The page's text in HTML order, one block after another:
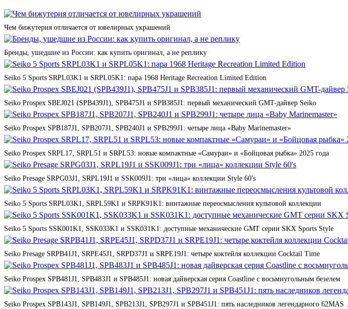
Чем бижутерия отличается от ювелирных украшений
Бренды, ушедшие из России: как купить оригинал, а не реплику
Seiko 5 Sports SRPL03K1 и SRPL05K1: пара 1968 Heritage Recreation Limited Edition
Seiko Prospex SBEJ021 (SPB439J1), SPB475J1 и SPB385J1: первый механический GMT-дайвер Seiko
Seiko Prospex SPB187J1, SPB207J1, SPB240J1 и SPB299J1: четыре лица «Baby Marinemaster»
Seiko Prospex SRPL17, SRPL51 и SRPL53: новые компактные «Самураи» и «Бойцовая рыбка» 2025 года
Seiko Presage SRPG03J1, SRPL19J1 и SSK009J1: три «лица» коллекции Style 60's
Seiko 5 Sports SRPL03K1, SRPL59K1 и SRPK91K1: винтажные переосмысления культовой коллекции
Seiko 5 Sports SSK001K1, SSK033K1 и SSK031K1: доступные механические GMT серии SKX Sports Style
Seiko Presage SRPB41J1, SRPE45J1, SRPD37J1 и SRPE19J1: четыре коктейля коллекции Cocktail Time
Seiko Prospex SPB481J1, SPB483J1 и SPB485J1: новая дайверская серия Coastline с восьмиугольным безелем
Seiko Prospex SPB143J1, SPB149J1, SPB213J1, SPB297J1 и SPB451J1: пять наследников легендарного 62MAS .